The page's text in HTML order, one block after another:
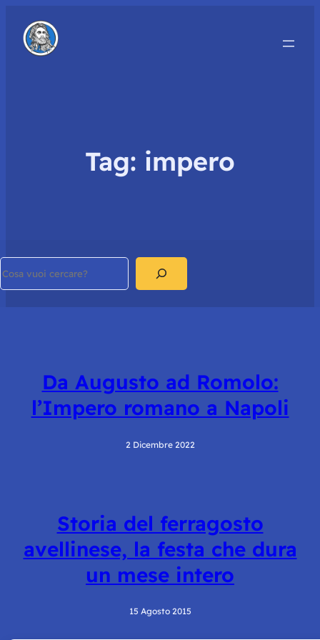
Tag: impero
Da Augusto ad Romolo:
l’Impero romano a Napoli
2 Dicembre 2022
Storia del ferragosto
avellinese, la festa che dura
un mese intero
15 Agosto 2015